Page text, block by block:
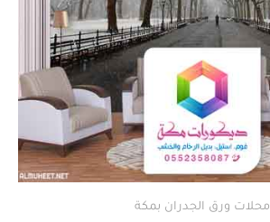
محلات ورق الجدران بمكة